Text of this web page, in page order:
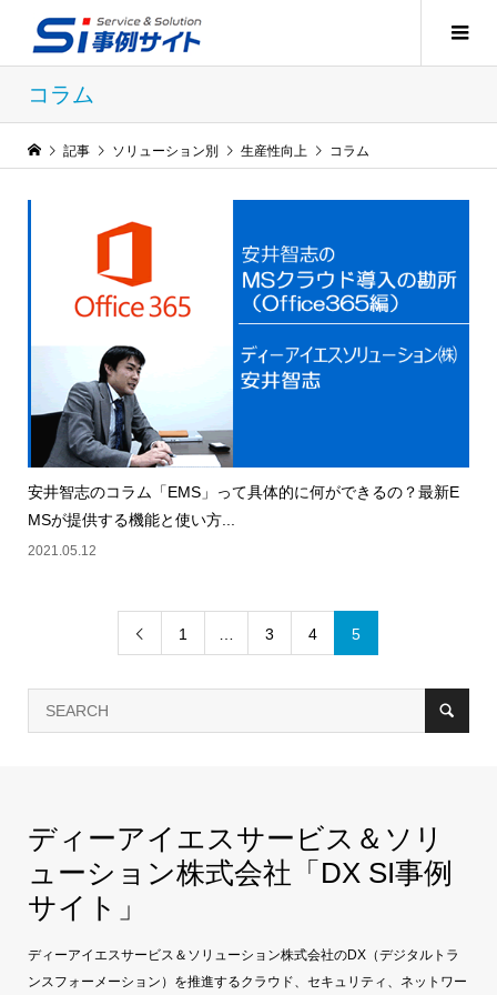
コラム
記事 ソリューション別 生産性向上 コラム
安井智志のコラム「EMS」って具体的に何ができるの？最新E
MSが提供する機能と使い方...
2021.05.12
 1 3 4 5
ディーアイエスサービス＆ソリ
ューション株式会社「DX SI事例
サイト」
ディーアイエスサービス＆ソリューション株式会社のDX（デジタルトラ
ンスフォーメーション）を推進するクラウド、セキュリティ、ネットワー